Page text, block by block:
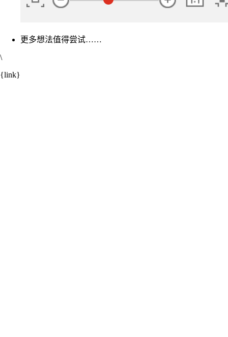
更多想法值得尝试……
\
{link}